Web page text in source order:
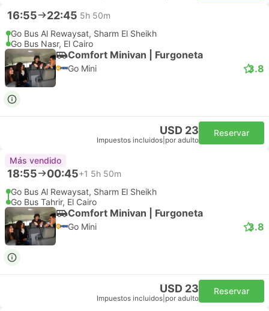
16:55 22:45 5h 50m
Go Bus Al Rewaysat, Sharm El Sheikh
Go Bus Nasr, El Cairo
Comfort Minivan | Furgoneta
Go Mini 3.8
USD 23
Impuestos incluidos por adulto
Reservar
Más vendido
18:55 00:45+1 5h 50m
Go Bus Al Rewaysat, Sharm El Sheikh
Go Bus Tahrir, El Cairo
Comfort Minivan | Furgoneta
Go Mini 3.8
USD 23
Impuestos incluidos por adulto
Reservar